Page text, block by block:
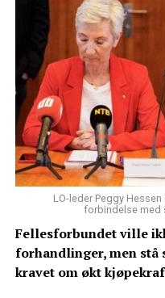
LO-leder Peggy
forbindelse med
Fellesforbundet ville
forhandlinger, men stå
kravet om økt